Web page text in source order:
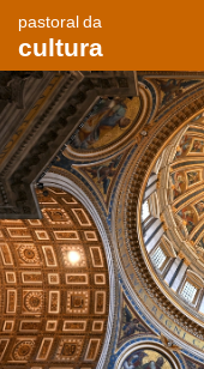
pastoral da
cultura